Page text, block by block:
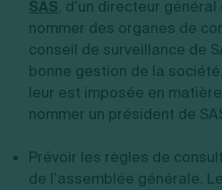
SAS, d’un directeur
nommer des organes de
conseil de surveillance de
bonne gestion de la
leur est imposée en
nommer un président de
Prévoir les règles de
de l’assemblée générale.